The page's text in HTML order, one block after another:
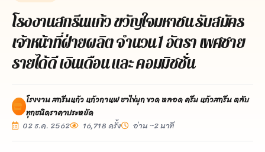
โรงงานสกรีนแก้ว ขวัญใจมหาชน รับสมัคร
เจ้าหน้าที่ฝ่ายผลิต จำนวน 1 อัตรา เพศชาย
รายได้ดี เงินเดือน และ คอมมิชชั่น
โรงงาน สกรีนแก้ว แก้วกาแฟ ชาไข่มุก ขวด หลอด ครีม แก้วสกรีน ตลับ
ทุกชนิดราคาประหยัด
02 ธ.ค. 2562
16,718 ครั้ง อ่าน ~2 นาที